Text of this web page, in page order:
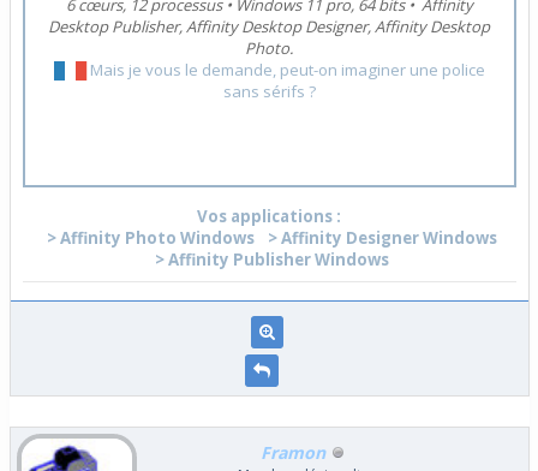
6 cœurs, 12 processus• Windows 11 pro, 64 bits • Affinity
Desktop Publisher, Affinity Desktop Designer, Affinity Desktop
Photo.
Mais je vous le demande, peut-on imaginer une police
sans sérifs ?
Vos applications :
> Affinity Photo Windows
> Affinity Designer Windows
> Affinity Publisher Windows
Framon